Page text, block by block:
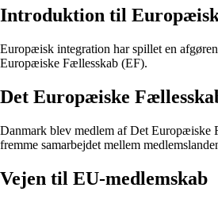
Introduktion til
Europæisk integration har spillet en
Europæiske Fællesskab (EF).
Det Europæiske
Danmark blev medlem af Det Europæiske
fremme samarbejdet mellem
Vejen til EU-medlemskab